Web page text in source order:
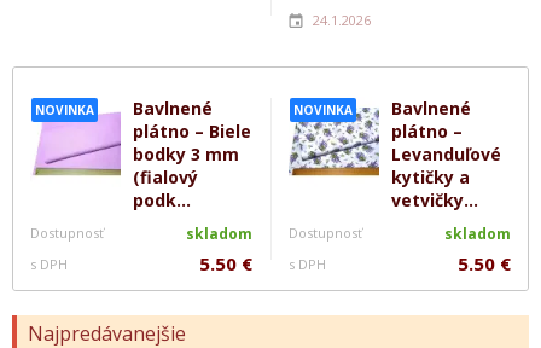
NOVINKA
Bavlnené
plátno – Biele
bodky 3 mm
(fialový
podk...
Dostupnosť skladom
s DPH 5.50 €
NOVINKA
Bavlnené
plátno –
Levanduľové
kytičky a
vetvičky...
Dostupnosť skladom
s DPH 5.50 €
Najpredávanejšie
24.1.2026